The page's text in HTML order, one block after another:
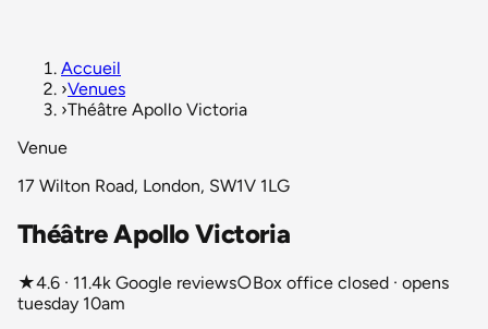
Accueil
›Venues
›Théâtre Apollo Victoria
Venue
17 Wilton Road, London, SW1V 1LG
Théâtre Apollo Victoria
★4.6 · 11.4k Google reviews○Box office closed · opens
tuesday 10am